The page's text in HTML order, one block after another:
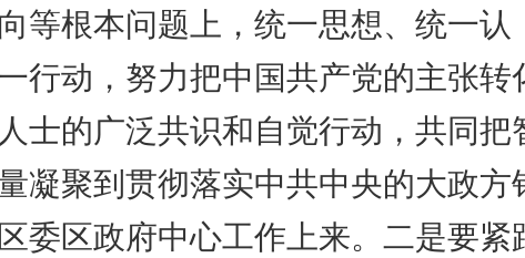
等根本问题上，统一思想、统一认
行动，努力把中国共产党的主张转
士的广泛共识和自觉行动，共同把
凝聚到贯彻落实中共中央的大政方
委区政府中心工作上来。二是要紧